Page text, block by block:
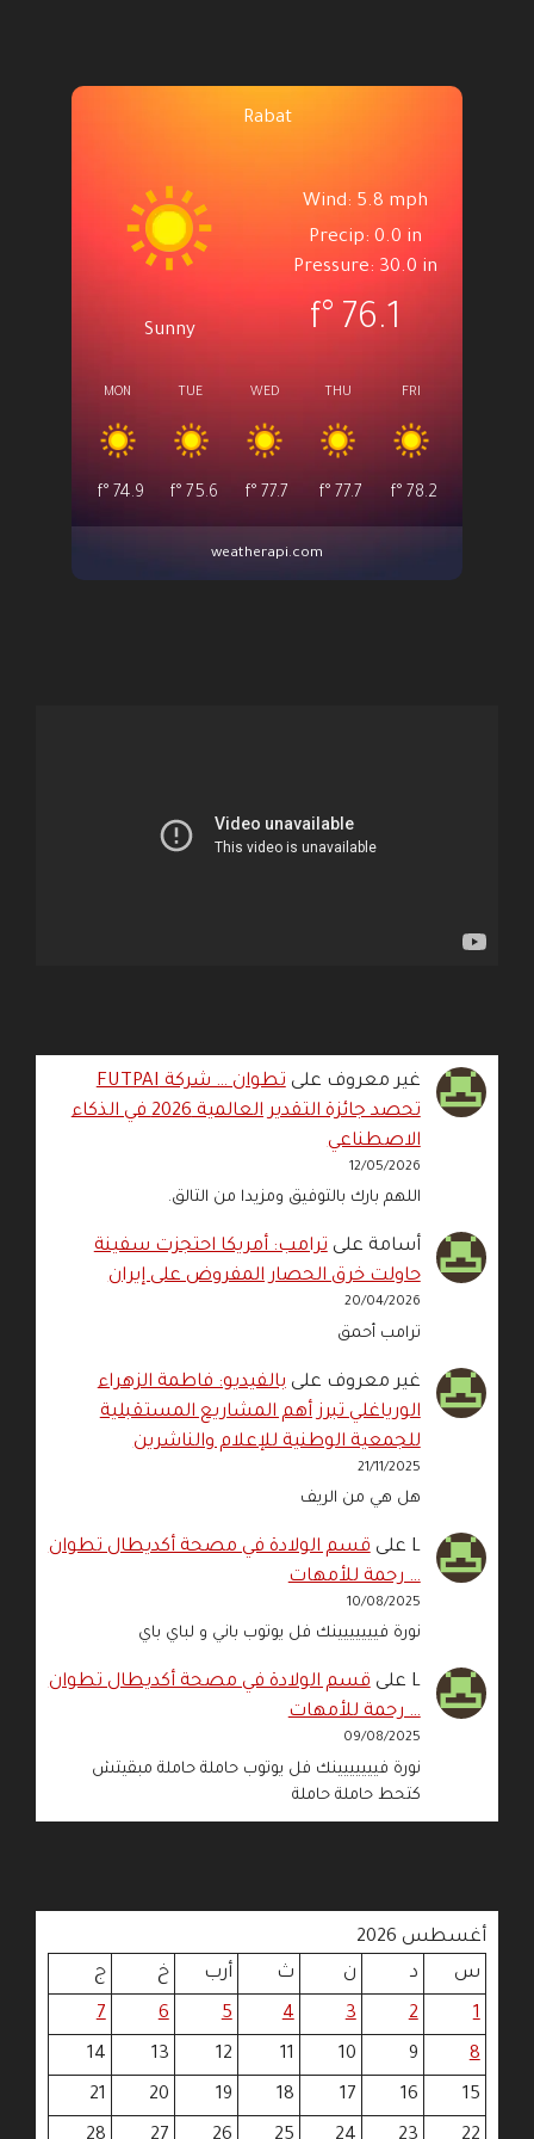
Rabat
Sunny
Wind: 5.8 mph
Precip: 0.0 in
Pressure: 30.0 in
76.1
°f
MON
74.9
°f
TUE
75.6
°f
WED
77.7
°f
THU
77.7
°f
FRI
78.2
°f
weatherapi.com
غير معروف على
تطوان … شركة FUTPAI
تحصد جائزة التقدير العالمية 2026 في الذكاء
الاصطناعي
12/05/2026
اللهم بارك بالتوفيق ومزيدا من التالق.
أسامة علىترامب: أمريكا احتجزت سفينة
حاولت خرق الحصار المفروض على إيران
20/04/2026
ترامب أحمق
غير معروف علىبالفيديو: فاطمة الزهراء
الورياغلي تبرز أهم المشاريع المستقبلية
للجمعية الوطنية للإعلام والناشرين
21/11/2025
هل هي من الريف
L علىقسم الولادة في مصحة أكديطال تطوان
… رحمة للأمهات
10/08/2025
نورة فييييييينك فل يوتوب باني و لباي باي
L علىقسم الولادة في مصحة أكديطال تطوان
… رحمة للأمهات
09/08/2025
نورة فييييييينك فل يوتوب حاملة حاملة مبقيتش
كتحط حاملة حاملة
أغسطس 2026
س
د ن ث أرب خ
ج
1
2
3
4
5
6
7
8
9
10
11
12
13
14
15
16
17
18
19
20
21